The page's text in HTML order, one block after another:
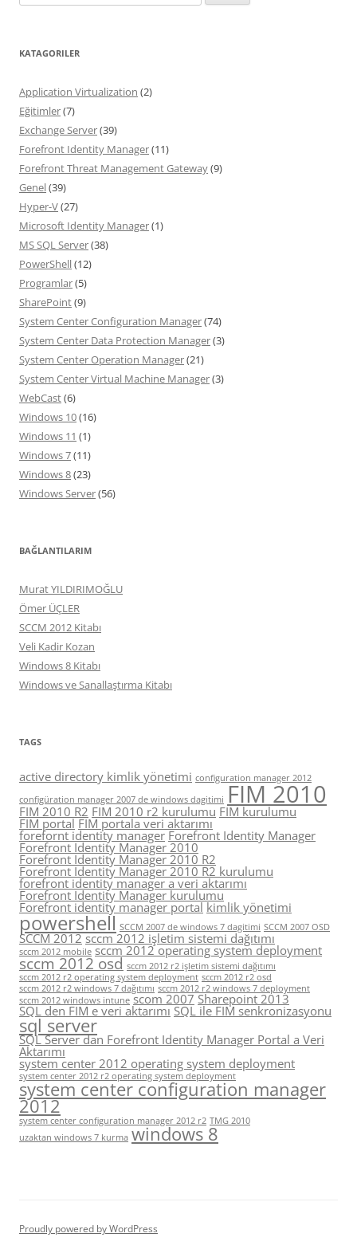
for:
KATAGORILER
Application Virtualization (2)
Eğitimler(7)
Exchange Server(39)
Forefront Identity Manager(11)
Forefront Threat Management Gateway(9)
Genel(39)
Hyper-V(27)
Microsoft Identity Manager(1)
MS SQL Server(38)
PowerShell(12)
Programlar(5)
SharePoint(9)
System Center Configuration Manager(74)
System Center Data Protection Manager(3)
System Center Operation Manager(21)
System Center Virtual Machine Manager(3)
WebCast(6)
Windows 10(16)
Windows 11 (1)
Windows 7(11)
Windows 8(23)
Windows Server(56)
BAĞLANTILARIM
Murat YILDIRIMOĞLU
Ömer ÜÇLER
SCCM 2012 Kitabı
Veli Kadir Kozan
Windows 8 Kitabı
Windows ve Sanallaştırma Kitabı
TAGS
active directory kimlik yönetimi configuration manager 2012
configüration manager 2007 de windows dagitimi FIM 2010
FIM 2010 R2 FIM 2010 r2 kurulumu FIM kurulumu
FIM portal FIM portala veri aktarımı
forefornt identity manager Forefront Identity Manager
Forefront Identity Manager 2010
Forefront Identity Manager 2010 R2
Forefront Identity Manager 2010 R2 kurulumu
forefront identity manager a veri aktarımı
Forefront Identity Manager kurulumu
Forefront identity manager portal kimlik yönetimi
powershell SCCM 2007 de windows 7 dagitimi SCCM 2007 OSD
SCCM 2012 sccm 2012 işletim sistemi dağıtımı
sccm 2012 mobile sccm 2012 operating system deployment
sccm 2012 osd sccm 2012 r2 işletim sistemi dağıtımı
sccm 2012 r2 operating system deployment sccm 2012 r2 osd
sccm 2012 r2 windows 7 dağıtımı sccm 2012 r2 windows 7 deployment
sccm 2012 windows intune scom 2007 Sharepoint 2013
SQL den FIM e veri aktarımı SQL ile FIM senkronizasyonu
sql server
SQL Server dan Forefront Identity Manager Portal a Veri
Aktarımı
system center 2012 operating system deployment
system center 2012 r2 operating system deployment
system center configuration manager
2012
system center configuration manager 2012 r2 TMG 2010
uzaktan windows 7 kurma windows 8
Proudly powered by WordPress